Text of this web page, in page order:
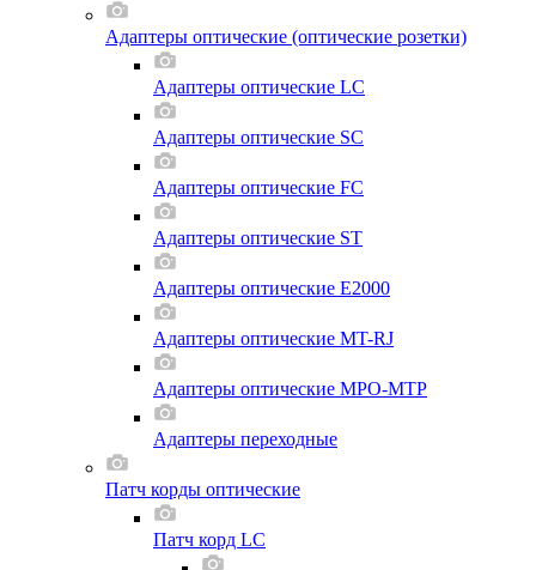
Адаптеры оптические (оптические розетки)
Адаптеры оптические LC
Адаптеры оптические SC
Адаптеры оптические FC
Адаптеры оптические ST
Адаптеры оптические E2000
Адаптеры оптические MT-RJ
Адаптеры оптические MPO-MTP
Адаптеры переходные
Патч корды оптические
Патч корд LC